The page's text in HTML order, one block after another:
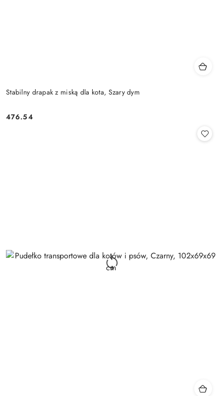
Stabilny drapak z miską dla kota, Szary dym
Cena:
476.54